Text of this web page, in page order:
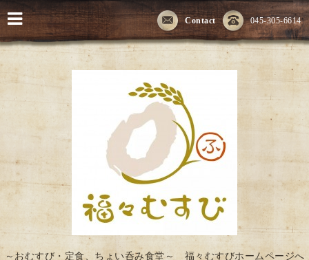
045-305-6614
Contact
～おむすび・定食、ちょい呑み食堂～ 福々むすびホームページへ